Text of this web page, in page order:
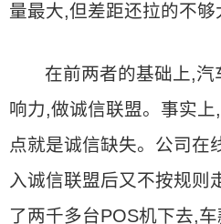
量最大,但差距还拉的不够
在前两者的基础上,
响力,做诚信联盟。事实
点就是诚信缺失。公司在
入诚信联盟后又不按规则
了两千多台POS机下去,